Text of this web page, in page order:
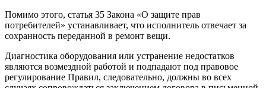
Помимо этого, статья 35 Закона «О защите прав
потребителей» устанавливает, что исполнитель отвечает за
сохранность переданной в ремонт вещи.
Диагностика оборудования или устранение недостатков
являются возмездной работой и подпадают под правовое
регулирование Правил, следовательно, должны во всех